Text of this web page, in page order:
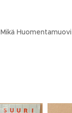
Mikä Huomentamuovi